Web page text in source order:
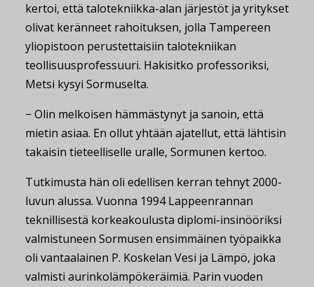
kertoi, että talotekniikka-alan järjestöt ja yritykset
olivat keränneet rahoituksen, jolla Tampereen
yliopistoon perustettaisiin talotekniikan
teollisuusprofessuuri. Hakisitko professoriksi,
Metsi kysyi Sormuselta.
− Olin melkoisen hämmästynyt ja sanoin, että
mietin asiaa. En ollut yhtään ajatellut, että lähtisin
takaisin tieteelliselle uralle, Sormunen kertoo.
Tutkimusta hän oli edellisen kerran tehnyt 2000-
luvun alussa. Vuonna 1994 Lappeenrannan
teknillisestä korkeakoulusta diplomi-insinööriksi
valmistuneen Sormusen ensimmäinen työpaikka
oli vantaalainen P. Koskelan Vesi ja Lämpö, joka
valmisti aurinkolämpökeräimiä. Parin vuoden